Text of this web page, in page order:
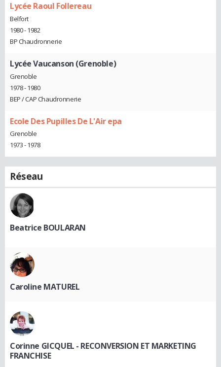
Lycée Raoul Follereau
Belfort
1980 - 1982
BP Chaudronnerie
Lycée Vaucanson (Grenoble)
Grenoble
1978 - 1980
BEP / CAP Chaudronnerie
Ecole Des Pupilles De L'Air epa
Grenoble
1973 - 1978
Réseau
Beatrice BOULARAN
Caroline MATUREL
Corinne GICQUEL - RECONVERSION ET MARKETING
FRANCHISE